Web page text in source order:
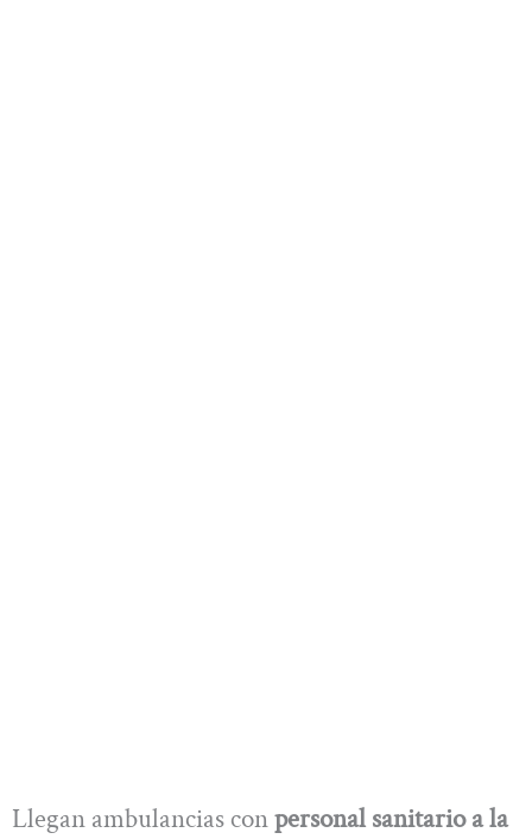
Llegan ambulancias conpersonal sanitario a la